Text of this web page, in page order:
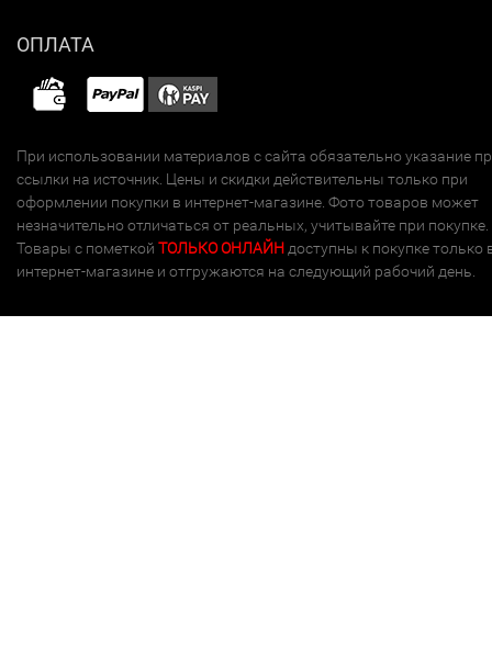
ОПЛАТА
При использовании материалов с сайта обязательно указание
ссылки на источник. Цены и скидки действительны только при
оформлении покупки в интернет-магазине. Фото товаров может
незначительно отличаться от реальных, учитывайте при покупке.
Товары с пометкой ТОЛЬКО ОНЛАЙН доступны к покупке только
интернет-магазине и отгружаются на следующий рабочий день.